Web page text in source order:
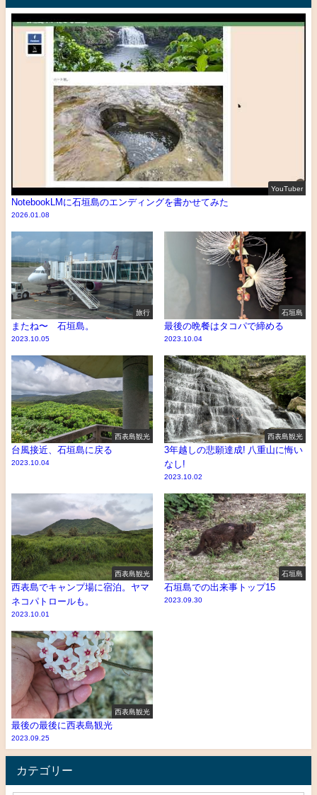
YouTuber
NotebookLMに石垣島のエンディングを書かせてみた
2026.01.08
旅行
またね〜 石垣島。
2023.10.05
石垣島
最後の晩餐はタコパで締める
2023.10.04
西表島観光
台風接近、石垣島に戻る
2023.10.04
西表島観光
3年越しの悲願達成! 八重山に悔い
なし!
2023.10.02
西表島観光
西表島でキャンプ場に宿泊。ヤマ
ネコパトロールも。
2023.10.01
石垣島
石垣島での出来事トップ15
2023.09.30
西表島観光
最後の最後に西表島観光
2023.09.25
カテゴリー